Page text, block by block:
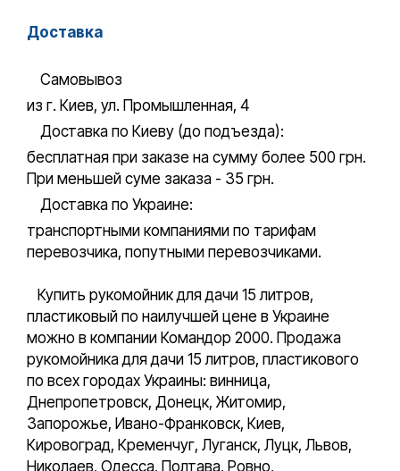
Доставка
Самовывоз
из г. Киев, ул. Промышленная, 4
Доставка по Киеву (до подъезда):
бесплатная при заказе на сумму более 500 грн.
При меньшей суме заказа - 35 грн.
Доставка по Украине:
транспортными компаниями по тарифам
перевозчика, попутными перевозчиками.
Купить рукомойник для дачи 15 литров,
пластиковый по наилучшей цене в Украине
можно в компании Командор 2000. Продажа
рукомойника для дачи 15 литров, пластикового
по всех городах Украины: винница,
Днепропетровск, Донецк, Житомир,
Запорожье, Ивано-Франковск, Киев,
Кировоград, Кременчуг, Луганск, Луцк, Львов,
Николаев, Одесса, Полтава, Ровно,